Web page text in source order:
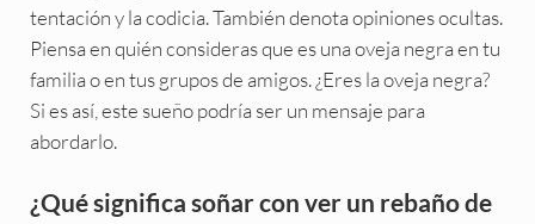
tentación y la codicia. También denota opiniones ocultas.
Piensa en quién consideras que es una oveja negra en tu
familia o en tus grupos de amigos. ¿Eres la oveja negra?
Si es así, este sueño podría ser un mensaje para
abordarlo.
¿Qué significa soñar con ver un rebaño de